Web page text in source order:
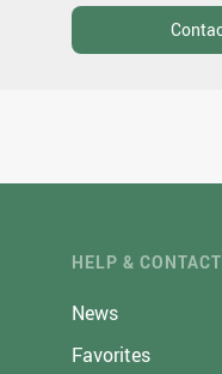
HELP & CONTACT
News
Favorites